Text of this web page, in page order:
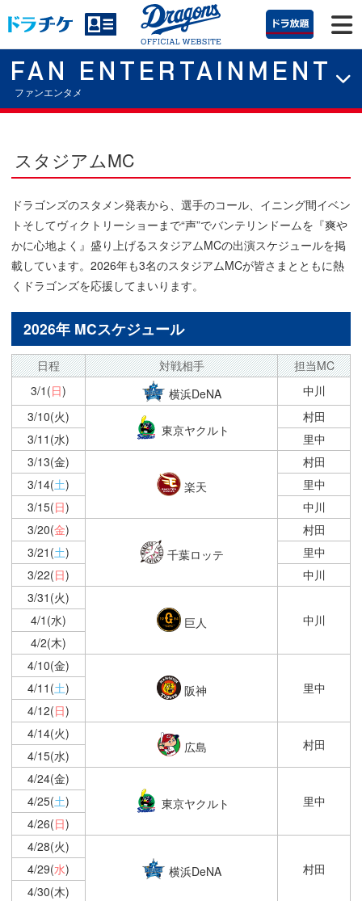
FAN ENTERTAINMENT
ファンエンタメ
スタジアムMC
ドラゴンズのスタメン発表から、選手のコール、イニング間イベン
トそしてヴィクトリーショーまで“声”でバンテリンドームを『爽や
かに心地よく』盛り上げるスタジアムMCの出演スケジュールを掲
載しています。2026年も3名のスタジアムMCが皆さまとともに熱
くドラゴンズを応援してまいります。
2026年 MCスケジュール
日程 対戦相手
担当MC
3/1(日) 横浜DeNA
中川
3/10(火)
東京ヤクルト
村田
3/11(水)
里中
3/13(金)
楽天
村田
3/14(土)
里中
3/15(日)
中川
3/20(金)
千葉ロッテ
村田
3/21(土)
里中
3/22(日)
中川
3/31(火)
巨人
中川
4/1(水)
4/2(木)
4/10(金)
阪神
里中
4/11(土)
4/12(日)
4/14(火)
広島
村田
4/15(水)
4/24(金)
東京ヤクルト
里中
4/25(土)
4/26(日)
4/28(火)
横浜DeNA
村田
4/29(水)
4/30(木)